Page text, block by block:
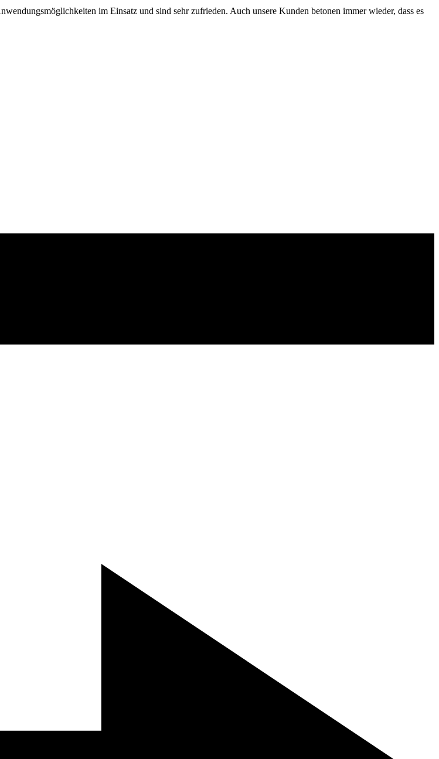
im Einsatz und sind sehr zufrieden. Auch unsere Kunden betonen immer wieder, dass es